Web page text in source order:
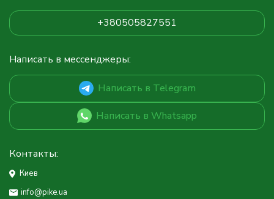
+380505827551
Написать в мессенджеры:
Написать в Telegram
Написать в Whatsapp
Контакты:
Киев
info@pike.ua